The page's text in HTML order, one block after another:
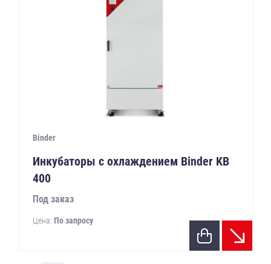
Binder
Инкубаторы с охлаждением Binder KB
400
Под заказ
Цена: По запросу